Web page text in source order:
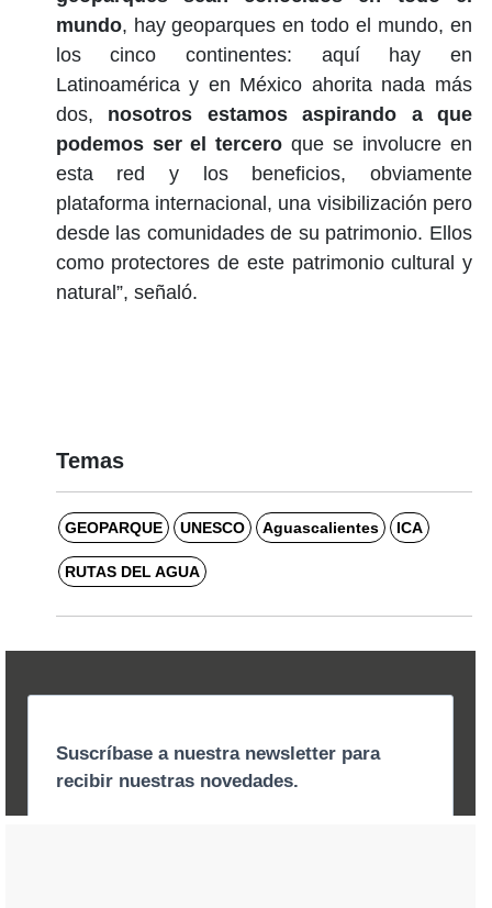
mundo, hay geoparques en todo el mundo, en
los cinco continentes: aquí hay en
Latinoamérica y en México ahorita nada más
dos, nosotros estamos aspirando a que
podemos ser el tercero que se involucre en
esta red y los beneficios, obviamente
plataforma internacional, una visibilización pero
desde las comunidades de su patrimonio. Ellos
como protectores de este patrimonio cultural y
natural”, señaló.
Temas
GEOPARQUE UNESCO Aguascalientes ICA
RUTAS DEL AGUA